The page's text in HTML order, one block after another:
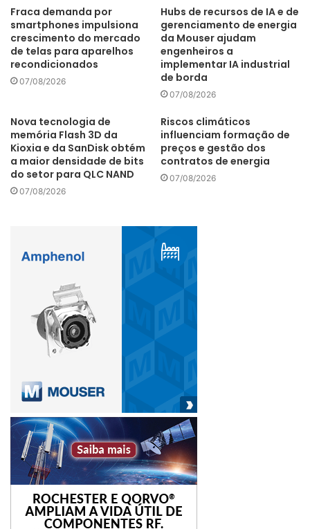
– Pense bem antes de postar – Nas redes sociais as
informações se propagam rapidamente e, depois que algo
é divulgado, dificilmente pode ser apagado ou controlado.
Lembre-se: uma vez postado, sempre postado.
– Seja seletivo ao aceitar seguidores – Quanto maior sua
rede, maior a exposição de seus dados, postagens e lista
de contatos. Isso aumenta o risco de abuso dessas
informações. Configure sua conta como privada, quando
possível, e verifique a identidade da pessoa antes de
aceitá-la em sua rede.
de tentativas de acesso em suas contas, redobrando a
conta sua foi invadida: troque a senha e siga os
procedimentos para recuperação do acesso, se
necessário.
testes de personalidade e edição de imagens podem
capturar suas informações pessoais, fotos, histórico de
navegação e lista de contatos para usos diversos e
abusivos. Pense bem antes de dar acessos e leia os
termos de uso e privacidade.
plataformas – elas ajudam a definir quais informações são
compartilhadas sobre você e como seus dados são
Fraca demanda por
smartphones impulsiona
crescimento do mercado
de telas para aparelhos
recondicionados
07/08/2026
Hubs de recursos de IA e de
gerenciamento de energia
da Mouser ajudam
engenheiros a
implementar IA industrial
de borda
07/08/2026
Nova tecnologia de
memória Flash 3D da
Kioxia e da SanDisk obtém
a maior densidade de bits
do setor para QLC NAND
07/08/2026
Riscos climáticos
influenciam formação de
preços e gestão dos
contratos de energia
07/08/2026